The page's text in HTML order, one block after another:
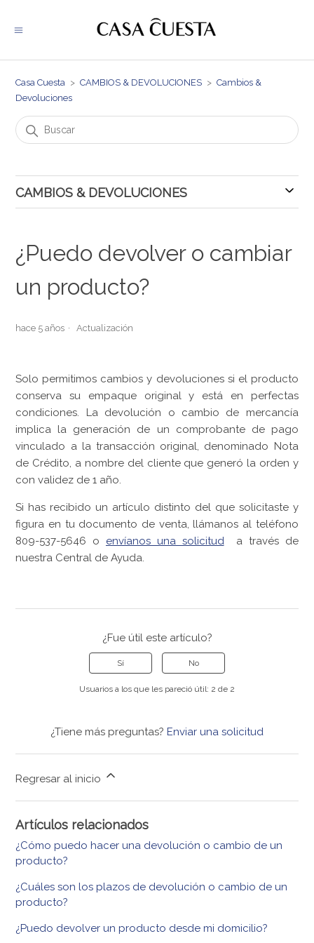
Casa Cuesta CAMBIOS & DEVOLUCIONES
Cambios &
Devoluciones
CAMBIOS & DEVOLUCIONES
¿Puedo devolver o cambiar
un producto?
hace 5 años Actualización
Solo permitimos cambios y devoluciones si el producto
conserva su empaque original y está en perfectas
condiciones. La devolución o cambio de mercancía
implica la generación de un comprobante de pago
vinculado a la transacción original, denominado Nota
de Crédito, a nombre del cliente que generó la orden y
con validez de 1 año.
Si has recibido un artículo distinto del que solicitaste y
figura en tu documento de venta, llámanos al teléfono
809-537-5646 o envíanos una solicitud a través de
nuestra Central de Ayuda.
¿Fue útil este artículo?
Sí No
Usuarios a los que les pareció útil: 2 de 2
¿Tiene más preguntas? Enviar una solicitud
Regresar al inicio
Artículos relacionados
¿Cómo puedo hacer una devolución o cambio de un
producto?
¿Cuáles son los plazos de devolución o cambio de un
producto?
¿Puedo devolver un producto desde mi domicilio?